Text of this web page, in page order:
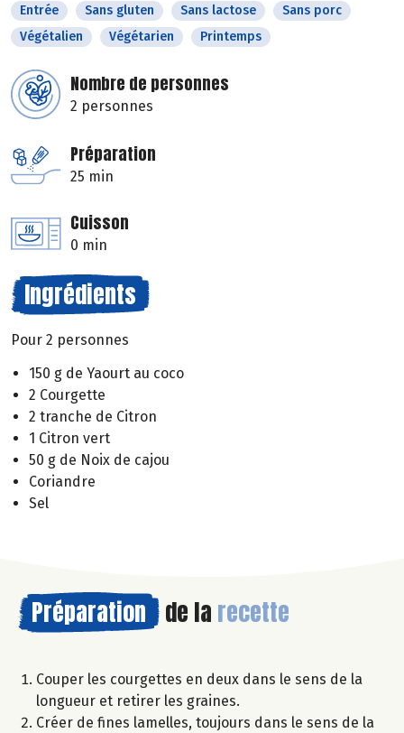
Entrée Sans gluten Sans lactose
Sans porc
Végétalien
Végétarien Printemps
Nombre de personnes
2 personnes
Préparation
25 min
Cuisson
0 min
Ingrédients
Pour 2 personnes
150 g de Yaourt au coco
2 Courgette
2 tranche de Citron
1 Citron vert
50 g de Noix de cajou
Coriandre
Sel
Préparation de la recette
Couper les courgettes en deux dans le sens de la
longueur et retirer les graines.
Créer de fines lamelles, toujours dans le sens de la